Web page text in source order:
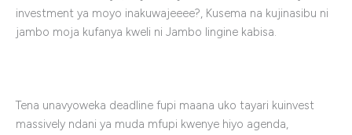
investment ya moyo inakuwajeeee?, Kusema na kujinasibu ni
jambo moja kufanya kweli ni Jambo lingine kabisa.
Tena unavyoweka deadline fupi maana uko tayari kuinvest
massively ndani ya muda mfupi kwenye hiyo agenda,